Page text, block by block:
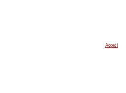
Accedi